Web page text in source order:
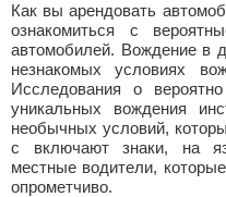
Как вы арендовать
ознакомиться с
автомобилей. Вождение в
незнакомых условиях
Исследования о
уникальных вождения
необычных условий,
с включают знаки, на
местные водители,
опрометчиво.